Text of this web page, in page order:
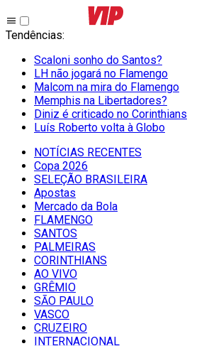
Tendências:
Scaloni sonho do Santos?
LH não jogará no Flamengo
Malcom na mira do Flamengo
Memphis na Libertadores?
Diniz é criticado no Corinthians
Luís Roberto volta à Globo
NOTÍCIAS RECENTES
Copa 2026
SELEÇÃO BRASILEIRA
Apostas
Mercado da Bola
FLAMENGO
SANTOS
PALMEIRAS
CORINTHIANS
AO VIVO
GRÊMIO
SĀO PAULO
VASCO
CRUZEIRO
INTERNACIONAL